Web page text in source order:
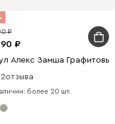
Алекс Замша
2отзыва
более 20 шт.